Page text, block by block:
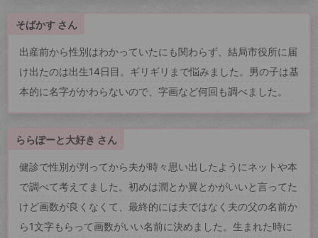
そばかす さん
出産前から性別はわかっていたにも関わらず、結局市役所に届
け出たのは出生14日目。ギリギリまで悩みました。男の子は基
本的に名字がかわらないので、字画など何回も調べました。
ららぽーと大好き さん
健診で性別が判ってから夫が時々思い出したようにネットや本
で調べて考えてました。初めは潤とか翼とかがいいと言ってた
けど画数が良くなくて、最終的には夫ではなく夫の父の名前か
ら1文字もらって画数がいい名前に決めました。生まれた時に